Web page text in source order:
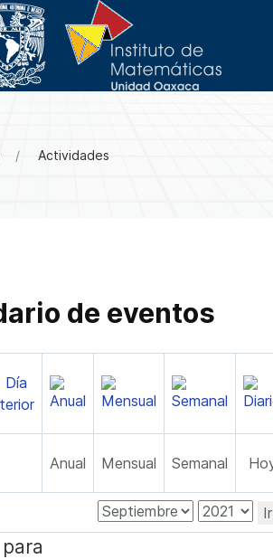
Actividades
de eventos
Anual Mensual Semanal